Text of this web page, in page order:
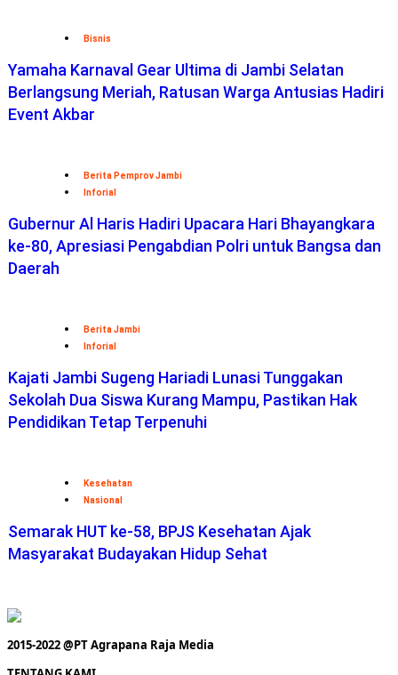
Bisnis
Yamaha Karnaval Gear Ultima di Jambi Selatan
Berlangsung Meriah, Ratusan Warga Antusias Hadiri
Event Akbar
Berita Pemprov Jambi
Inforial
Gubernur Al Haris Hadiri Upacara Hari Bhayangkara
ke-80, Apresiasi Pengabdian Polri untuk Bangsa dan
Daerah
Berita Jambi
Inforial
Kajati Jambi Sugeng Hariadi Lunasi Tunggakan
Sekolah Dua Siswa Kurang Mampu, Pastikan Hak
Pendidikan Tetap Terpenuhi
Kesehatan
Nasional
Semarak HUT ke-58, BPJS Kesehatan Ajak
Masyarakat Budayakan Hidup Sehat
2015-2022 @PT Agrapana Raja Media